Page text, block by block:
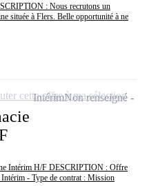
: Nous recrutons un
située à Flers. Belle opportunité à ne
Intérim H/F DESCRIPTION : Offre
- Type de contrat : Mission
IntérimNon renseigné
cette offre à ma sélection